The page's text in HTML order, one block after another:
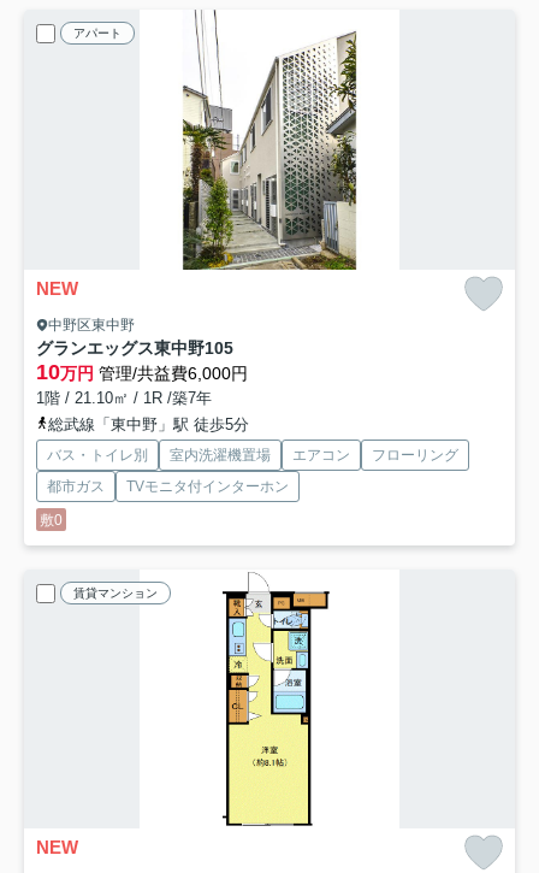
アパート
NEW
中野区東中野
グランエッグス東中野105
10万円 管理/共益費6,000円
1階 / 21.10㎡ / 1R /築7年
総武線「東中野」駅 徒歩5分
バス・トイレ別 室内洗濯機置場 エアコン
フローリング
都市ガス
TVモニタ付インターホン
敷0
賃貸マンション
NEW